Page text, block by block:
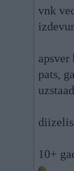
vnk
apsver
pats,
10+